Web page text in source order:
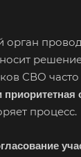
СВО
процесс.